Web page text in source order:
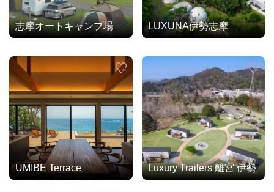
志摩オートキャンプ場 LUXUNA伊勢志摩
UMIBE Terrace Luxury Trailers 離宮 伊勢